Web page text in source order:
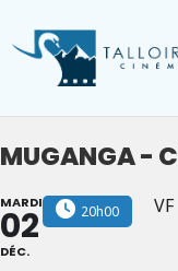
to
MUGANGA -
MARDI
02
DÉC.
20h00 VF